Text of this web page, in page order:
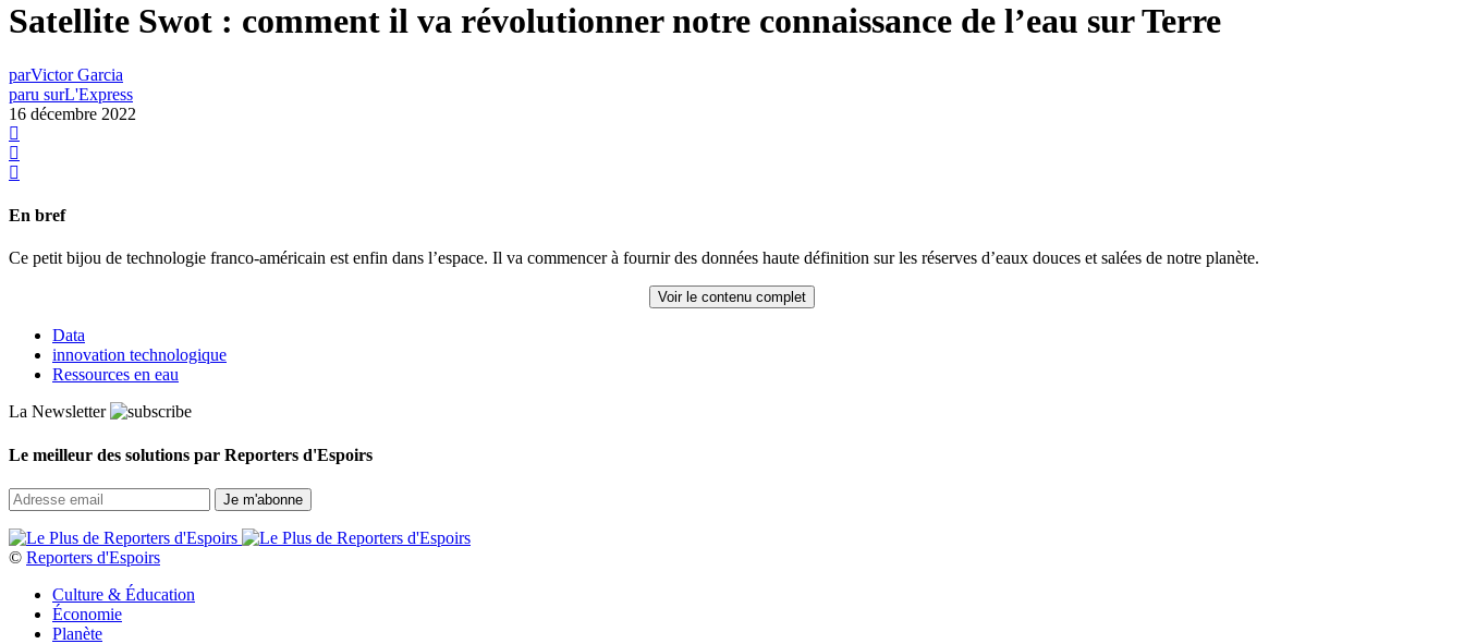
Satellite Swot : comment il va révolutionner notre connaissance de l’eau sur Terre
parVictor Garcia
paru surL'Express
16 décembre 2022
En bref
Ce petit bijou de technologie franco-américain est enfin dans l’espace. Il va commencer à fournir des données haute définition sur les réserves d’eaux douces et salées de notre planète.
Voir le contenu complet
Data
innovation technologique
Ressources en eau
La Newsletter
Le meilleur des solutions par Reporters d'Espoirs
© Reporters d'Espoirs
Culture & Éducation
Économie
Planète